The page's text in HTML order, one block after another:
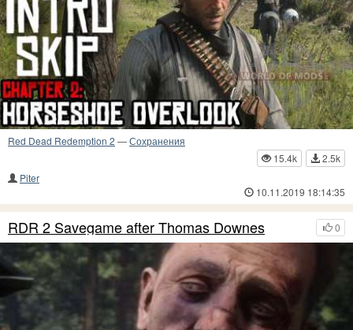
Red Dead Redemption 2 —Сохранения
15.4k
2.5k
Piter
10.11.2019 18:14:35
0
RDR 2 Savegame after Thomas Downes